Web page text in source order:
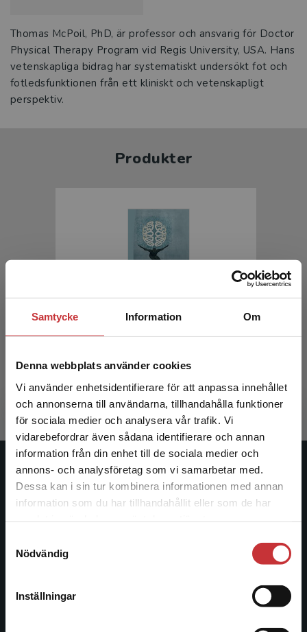
Samtycke Information Om
Denna webbplats använder cookies
Vi använder enhetsidentifierare för att anpassa innehållet
och annonserna till användarna, tillhandahålla funktioner
för sociala medier och analysera vår trafik. Vi
vidarebefordrar även sådana identifierare och annan
information från din enhet till de sociala medier och
annons- och analysföretag som vi samarbetar med.
Dessa kan i sin tur kombinera informationen med annan
information som du har tillhandahållit eller som de har
Nödvändig
Inställningar
Begränsad fraktregion
Det verkar som att du besöker
studentlitteratur.se via en enhet utanför Sverige.
Vi erbjuder inte leveranser utanför Sverige. För
att kunna slutföra ett köp måste
Thomas McPoil, PhD, är professor och ansvarig för Doctor
Physical Therapy Program vid Regis University, USA. Hans
vetenskapliga bidrag har systematiskt undersökt fot och
fotledsfunktionen från ett kliniskt och vetenskapligt
perspektiv.
Produkter
Motorisk kontroll och inlärning
Exkl. moms: 476 kr
Studentlitteratur
Studentlitteratur grundades 1963 och är idag Sveriges
ledande utbildningsförlag. Med läromedel, kurslitteratur,
informationstjänster i utbudet, finns Studentlitteratur med